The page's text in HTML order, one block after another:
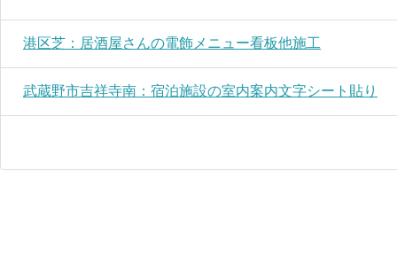
港区芝：居酒屋さんの電飾メニュー看板他施工
武蔵野市吉祥寺南：宿泊施設の室内案内文字シート貼り